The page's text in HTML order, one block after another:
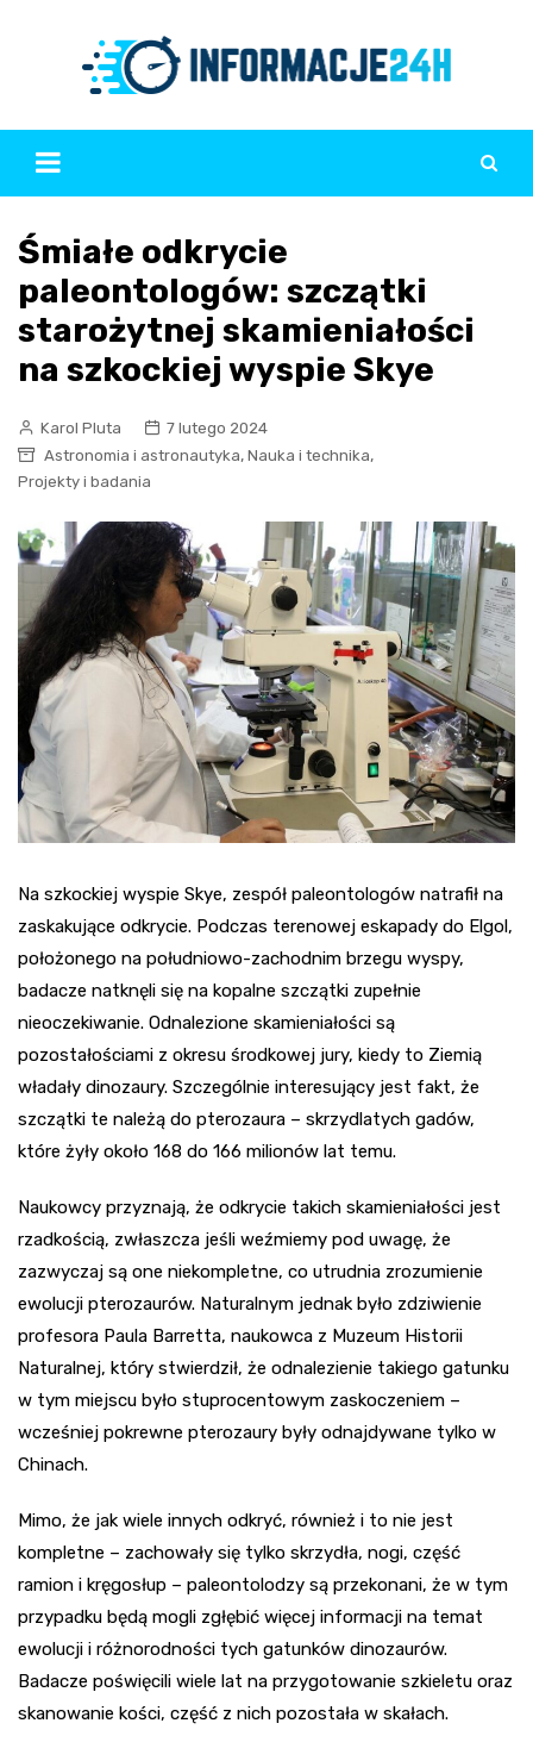
Śmiałe odkrycie
paleontologów: szczątki
starożytnej skamieniałości
na szkockiej wyspie Skye
Karol Pluta
7 lutego 2024
Astronomia i astronautyka, Nauka i technika,
Projekty i badania
Na szkockiej wyspie Skye, zespół paleontologów natrafił na
zaskakujące odkrycie. Podczas terenowej eskapady do Elgol,
położonego na południowo-zachodnim brzegu wyspy,
badacze natknęli się na kopalne szczątki zupełnie
nieoczekiwanie. Odnalezione skamieniałości są
pozostałościami z okresu środkowej jury, kiedy to Ziemią
władały dinozaury. Szczególnie interesujący jest fakt, że
szczątki te należą do pterozaura – skrzydlatych gadów,
które żyły około 168 do 166 milionów lat temu.
Naukowcy przyznają, że odkrycie takich skamieniałości jest
rzadkością, zwłaszcza jeśli weźmiemy pod uwagę, że
zazwyczaj są one niekompletne, co utrudnia zrozumienie
ewolucji pterozaurów. Naturalnym jednak było zdziwienie
profesora Paula Barretta, naukowca z Muzeum Historii
Naturalnej, który stwierdził, że odnalezienie takiego gatunku
w tym miejscu było stuprocentowym zaskoczeniem –
wcześniej pokrewne pterozaury były odnajdywane tylko w
Chinach.
Mimo, że jak wiele innych odkryć, również i to nie jest
kompletne – zachowały się tylko skrzydła, nogi, część
ramion i kręgosłup – paleontolodzy są przekonani, że w tym
przypadku będą mogli zgłębić więcej informacji na temat
ewolucji i różnorodności tych gatunków dinozaurów.
Badacze poświęcili wiele lat na przygotowanie szkieletu oraz
skanowanie kości, część z nich pozostała w skałach.